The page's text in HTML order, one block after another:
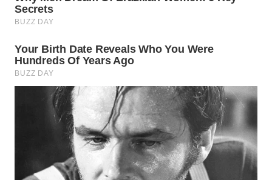
SUBANG
SUKABUMI
WN
PURWAKARTA